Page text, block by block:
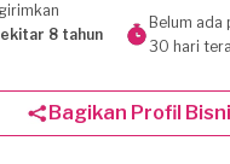
8 tahun
Belum ada
30 hari
Bagikan Profil